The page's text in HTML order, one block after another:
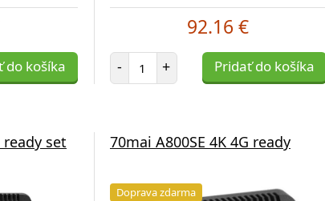
do košíka
92.16 €
- Počet položiek
+ Pridať do košíka
ready set
70mai A800SE 4K 4G ready
Doprava zdarma